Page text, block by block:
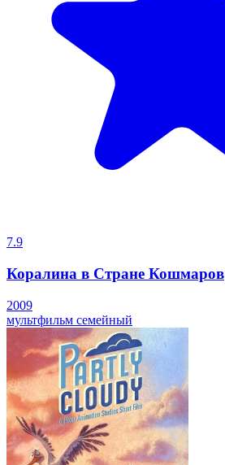
7.9
Коралина в Стране Кошмаров
2009
мультфильм семейный